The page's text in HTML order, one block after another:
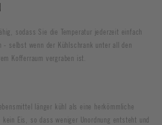
sodass Sie die Temperatur jederzeit einfach
- selbst wenn der Kühlschrank unter all den
Kofferraum vergraben ist.
länger kühl als eine herkömmliche
kein Eis, so dass weniger Unordnung entsteht und